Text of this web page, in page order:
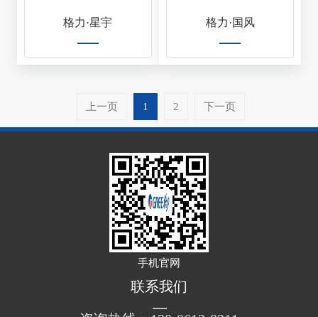
格力·星宇 格力·国风
上一页 1 2 下一页
手机官网
联系我们